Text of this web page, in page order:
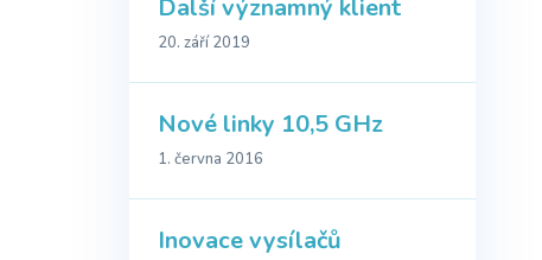
Další významný klient
20. září 2019
Nové linky 10,5 GHz
1. června 2016
Inovace vysílačů